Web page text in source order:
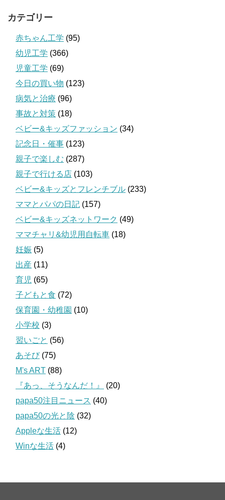
カテゴリー
赤ちゃん工学 (95)
幼児工学 (366)
児童工学 (69)
今日の買い物 (123)
病気と治療 (96)
事故と対策 (18)
ベビー&キッズファッション (34)
記念日・催事 (123)
親子で楽しむ (287)
親子で行ける店 (103)
ベビー&キッズとフレンチブル (233)
ママとパパの日記 (157)
ベビー&キッズネットワーク (49)
ママチャリ&幼児用自転車 (18)
妊娠 (5)
出産 (11)
育児 (65)
子どもと食 (72)
保育園・幼稚園 (10)
小学校 (3)
習いごと (56)
あそび(75)
M's ART (88)
『あっ、そうなんだ！』
(20)
papa50注目ニュース (40)
papa50の光と陰 (32)
Appleな生活 (12)
Winな生活 (4)